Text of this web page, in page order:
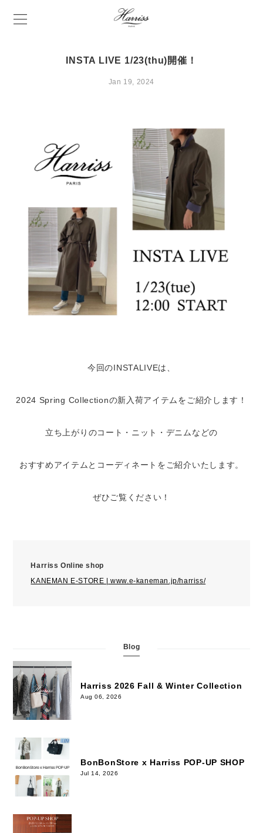
INSTA LIVE 1/23(thu)開催！
Jan 19, 2024
今回のINSTALIVEは、
2024 Spring Collectionの新入荷アイテムをご紹介します！
立ち上がりのコート・ニット・デニムなどの
おすすめアイテムとコーディネートをご紹介いたします。
ぜひご覧ください！
Harriss Online shop
KANEMAN E-STORE | www.e-kaneman.jp/harriss/
Blog
Harriss 2026 Fall & Winter Collection
Aug 06, 2026
BonBonStore x Harriss POP-UP SHOP
Jul 14, 2026